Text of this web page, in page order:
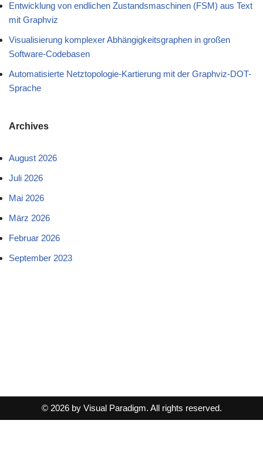
Entwicklung von endlichen Zustandsmaschinen (FSM) aus Text
mit Graphviz
Visualisierung komplexer Abhängigkeitsgraphen in großen
Software-Codebasen
Automatisierte Netztopologie-Kartierung mit der Graphviz-DOT-
Sprache
Archives
August 2026
Juli 2026
Mai 2026
März 2026
Februar 2026
September 2023
© 2026 by Visual Paradigm. All rights reserved.